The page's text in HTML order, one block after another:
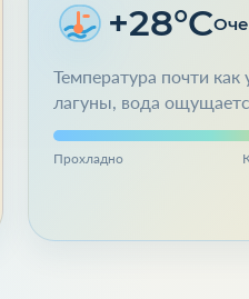
+28°C
Температура почти
лагуны, вода
Прохладно